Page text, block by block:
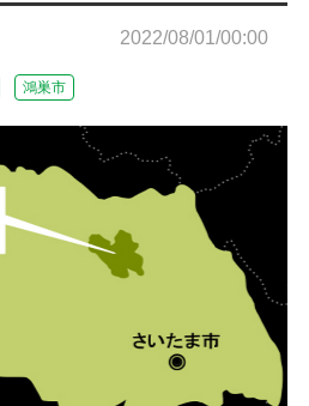
2022/08/01/00:00
鴻巣市